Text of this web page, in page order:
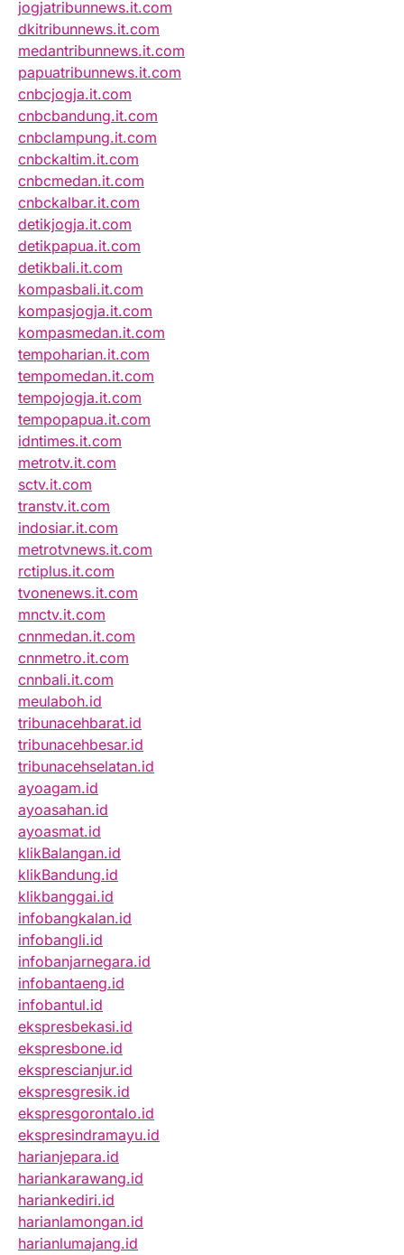
jogjatribunnews.it.com
dkitribunnews.it.com
medantribunnews.it.com
papuatribunnews.it.com
cnbcjogja.it.com
cnbcbandung.it.com
cnbclampung.it.com
cnbckaltim.it.com
cnbcmedan.it.com
cnbckalbar.it.com
detikjogja.it.com
detikpapua.it.com
detikbali.it.com
kompasbali.it.com
kompasjogja.it.com
kompasmedan.it.com
tempoharian.it.com
tempomedan.it.com
tempojogja.it.com
tempopapua.it.com
idntimes.it.com
metrotv.it.com
sctv.it.com
transtv.it.com
indosiar.it.com
metrotvnews.it.com
rctiplus.it.com
tvonenews.it.com
mnctv.it.com
cnnmedan.it.com
cnnmetro.it.com
cnnbali.it.com
meulaboh.id
tribunacehbarat.id
tribunacehbesar.id
tribunacehselatan.id
ayoagam.id
ayoasahan.id
ayoasmat.id
klikBalangan.id
klikBandung.id
klikbanggai.id
infobangkalan.id
infobangli.id
infobanjarnegara.id
infobantaeng.id
infobantul.id
ekspresbekasi.id
ekspresbone.id
eksprescianjur.id
ekspresgresik.id
ekspresgorontalo.id
ekspresindramayu.id
harianjepara.id
hariankarawang.id
hariankediri.id
harianlamongan.id
harianlumajang.id